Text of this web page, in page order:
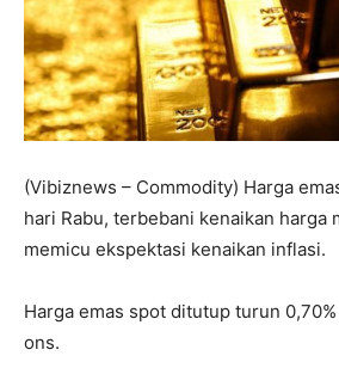
(Vibiznews – Commodity) Harga
hari Rabu, terbebani kenaikan harga
memicu ekspektasi kenaikan inflasi.
Harga emas spot ditutup turun
ons.